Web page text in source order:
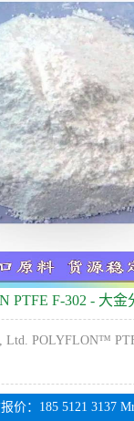
PTFE F-302 - 大金
Ltd. POLYFLON™
价：185 5121 3137